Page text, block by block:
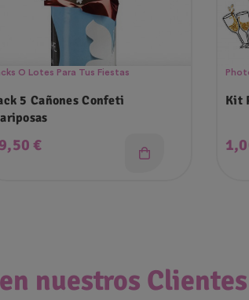
O Lotes Para Tus Fiestas
5 Cañones Confeti
€
Kit
nuestros Clientes